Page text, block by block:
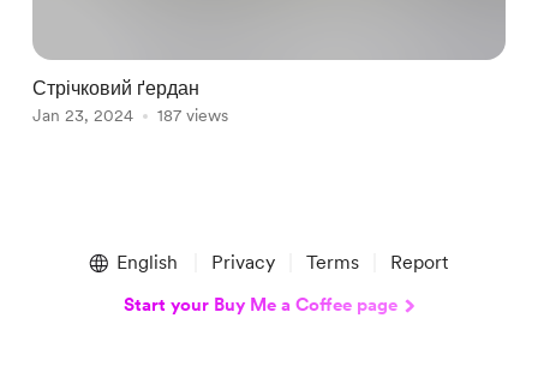
Стрічковий ґердан
Jan 23, 2024 187 views
English Privacy Terms Report
Start your Buy Me a Coffee page